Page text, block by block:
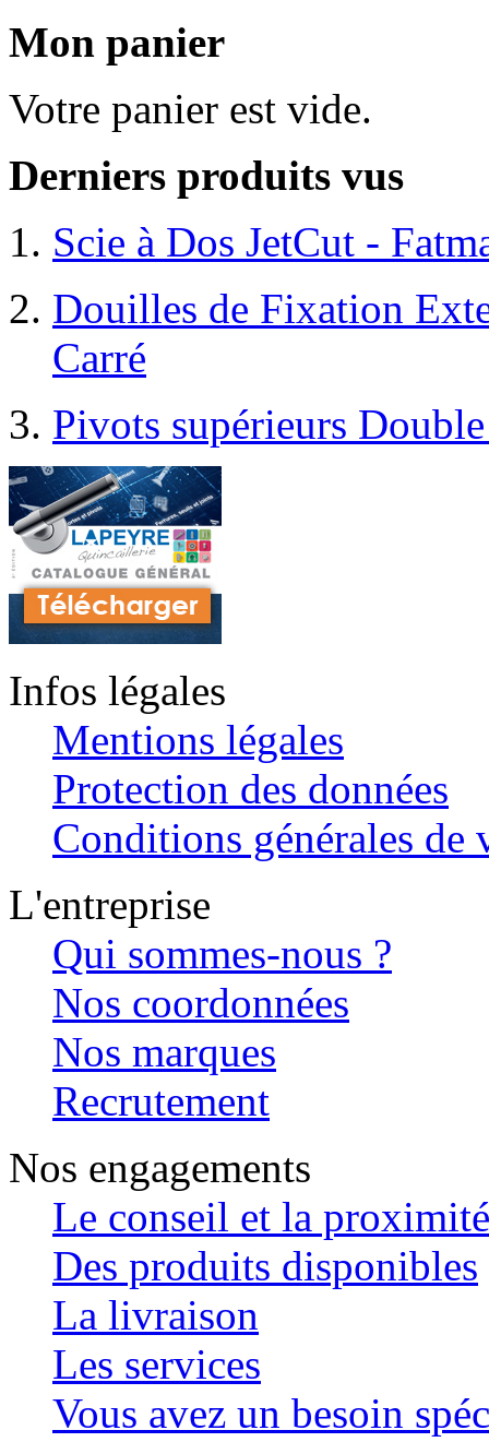
Mon panier
Votre panier est vide.
Derniers produits vus
Scie à Dos JetCut -
Douilles de Fixation
Carré
Pivots supérieurs
Infos légales
Mentions légales
Protection des données
Conditions générales de
L'entreprise
Qui sommes-nous ?
Nos coordonnées
Nos marques
Recrutement
Nos engagements
Le conseil et la proximité
Des produits disponibles
La livraison
Les services
Vous avez un besoin